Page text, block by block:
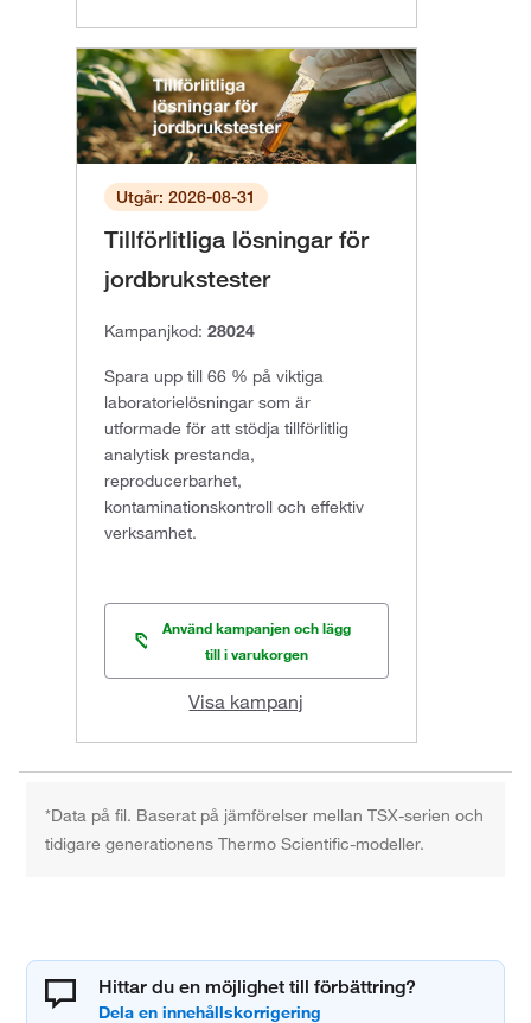
Utgår: 2026-08-31
Tillförlitliga lösningar för
jordbrukstester
Kampanjkod: 28024
Spara upp till 66 % på viktiga
laboratorielösningar som är
utformade för att stödja tillförlitlig
analytisk prestanda,
reproducerbarhet,
kontaminationskontroll och effektiv
verksamhet.
Använd kampanjen och lägg
till i varukorgen
Visa kampanj
*Data på fil. Baserat på jämförelser mellan TSX-serien och
tidigare generationens Thermo Scientific-modeller.
Hittar du en möjlighet till förbättring?